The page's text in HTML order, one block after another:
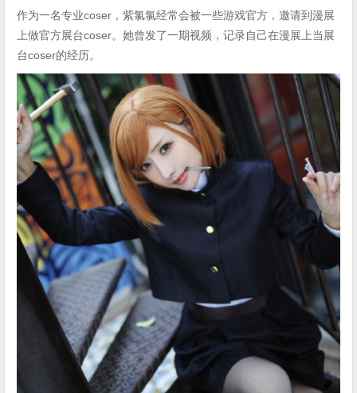
作为一名专业coser，紫氯氯经常会被一些游戏官方，邀请到漫展
上做官方展台coser。她曾发了一期视频，记录自己在漫展上当展
台coser的经历。